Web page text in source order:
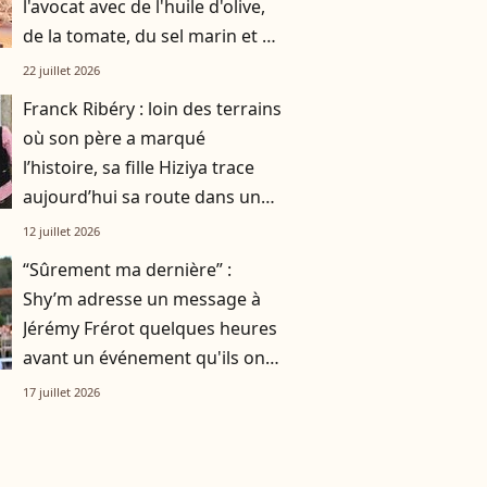
l'avocat avec de l'huile d'olive,
de la tomate, du sel marin et un
smoothie"
22 juillet 2026
Franck Ribéry : loin des terrains
où son père a marqué
l’histoire, sa fille Hiziya trace
aujourd’hui sa route dans un
tout autre univers
12 juillet 2026
“Sûrement ma dernière” :
Shy’m adresse un message à
Jérémy Frérot quelques heures
avant un événement qu'ils ont
vécu ensemble
17 juillet 2026